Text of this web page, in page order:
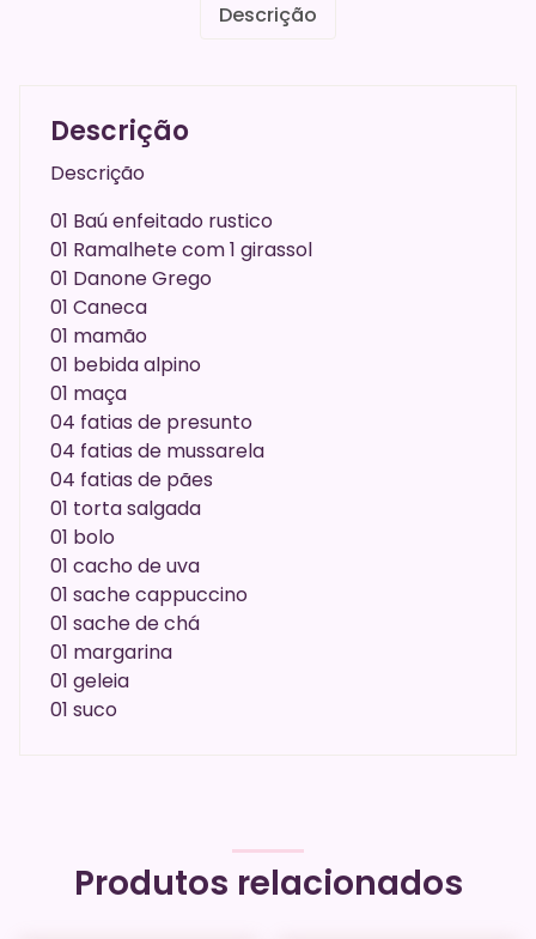
Descrição
Descrição
Descrição
01 Baú enfeitado rustico
01 Ramalhete com 1 girassol
01 Danone Grego
01 Caneca
01 mamão
01 bebida alpino
01 maça
04 fatias de presunto
04 fatias de mussarela
04 fatias de pães
01 torta salgada
01 bolo
01 cacho de uva
01 sache cappuccino
01 sache de chá
01 margarina
01 geleia
01 suco
Produtos relacionados